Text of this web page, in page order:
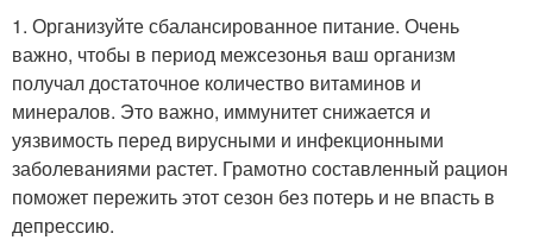
1. Организуйте сбалансированное питание. Очень
важно, чтобы в период межсезонья ваш организм
получал достаточное количество витаминов и
минералов. Это важно, иммунитет снижается и
уязвимость перед вирусными и инфекционными
заболеваниями растет. Грамотно составленный рацион
поможет пережить этот сезон без потерь и не впасть в
депрессию.